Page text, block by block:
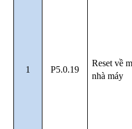
1 P5.0.19
Reset về
nhà máy